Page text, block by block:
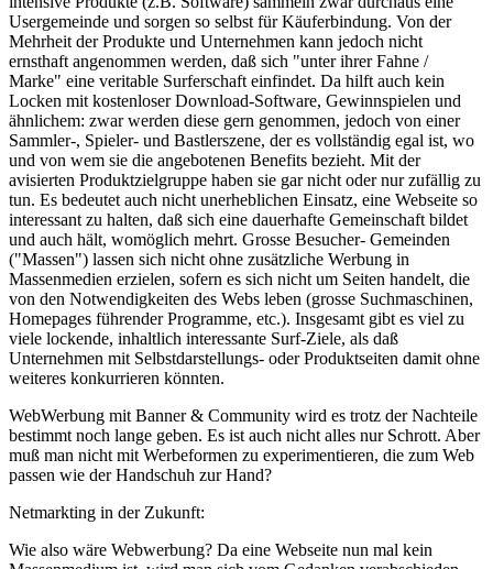
Usergemeinde und sorgen so selbst für Käuferbindung. Von der
Mehrheit der Produkte und Unternehmen kann jedoch nicht
ernsthaft angenommen werden, daß sich "unter ihrer Fahne /
Marke" eine veritable Surferschaft einfindet. Da hilft auch kein
Locken mit kostenloser Download-Software, Gewinnspielen und
ähnlichem: zwar werden diese gern genommen, jedoch von einer
Sammler-, Spieler- und Bastlerszene, der es vollständig egal ist, wo
und von wem sie die angebotenen Benefits bezieht. Mit der
avisierten Produktzielgruppe haben sie gar nicht oder nur zufällig zu
tun. Es bedeutet auch nicht unerheblichen Einsatz, eine Webseite so
interessant zu halten, daß sich eine dauerhafte Gemeinschaft bildet
und auch hält, womöglich mehrt. Grosse Besucher- Gemeinden
("Massen") lassen sich nicht ohne zusätzliche Werbung in
Massenmedien erzielen, sofern es sich nicht um Seiten handelt, die
von den Notwendigkeiten des Webs leben (grosse Suchmaschinen,
Homepages führender Programme, etc.). Insgesamt gibt es viel zu
viele lockende, inhaltlich interessante Surf-Ziele, als daß
Unternehmen mit Selbstdarstellungs- oder Produktseiten damit ohne
weiteres konkurrieren könnten.
WebWerbung mit Banner & Community wird es trotz der Nachteile
bestimmt noch lange geben. Es ist auch nicht alles nur Schrott. Aber
muß man nicht mit Werbeformen zu experimentieren, die zum Web
passen wie der Handschuh zur Hand?
Netmarkting in der Zukunft:
Wie also wäre Webwerbung? Da eine Webseite nun mal kein